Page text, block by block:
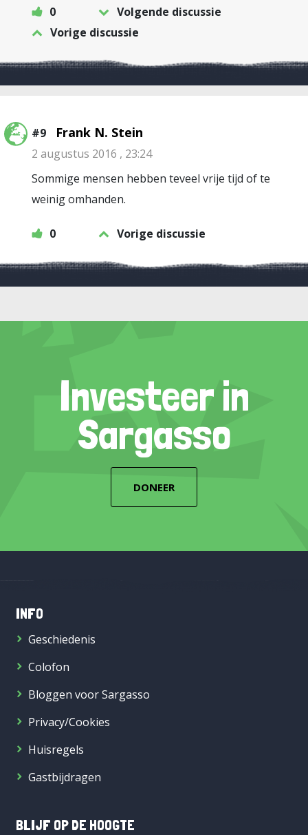
0
Volgende discussie
Vorige discussie
#9 Frank N. Stein
2 augustus 2016 , 23:24
Sommige mensen hebben teveel vrije tijd of te
weinig omhanden.
0 Vorige discussie
Investeer in
Sargasso
DONEER
INFO
Geschiedenis
Colofon
Bloggen voor Sargasso
Privacy/Cookies
Huisregels
Gastbijdragen
BLIJF OP DE HOOGTE